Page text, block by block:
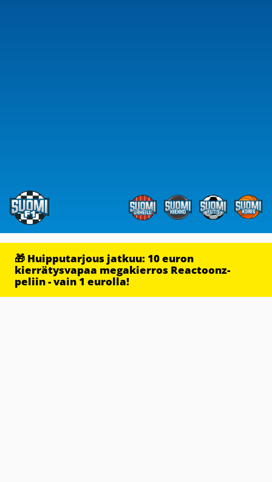
🎁 Huipputarjous jatkuu: 10 euron
kierrätysvapaa megakierros Reactoonz-
peliin - vain 1 eurolla!